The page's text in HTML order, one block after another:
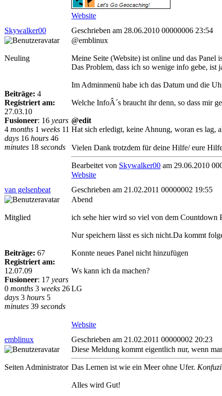
Website
Skywalker00
Geschrieben am 28.06.2010 00000006 23:54
Neuling
Beiträge: 4
Registriert am:
27.03.10
Fusioneer: 16 years
4 months 1 weeks 11
days 16 hours 46
minutes 18 seconds
@emblinux
Meine Seite (Website) ist online und das Panel
Das Problem, dass ich so wenige info gebe, ist
Im Adminmenü habe ich das Datum und die
Welche InfoÂ´s braucht ihr denn, so dass mir
@edit
Hat sich erledigt, keine Ahnung, woran es lag,
Vielen Dank trotzdem für deine Hilfe/ eure
Bearbeitet von Skywalker00 am 29.06.2010
Website
van gelsenbeat
Geschrieben am 21.02.2011 00000002 19:55
Mitglied
Beiträge: 67
Registriert am:
12.07.09
Fusioneer: 17 years
0 months 3 weeks 26
days 3 hours 5
minutes 39 seconds
Abend
ich sehe hier wird so viel von dem Countdown
Nur speichern lässt es sich nicht.Da kommt
Konnte neues Panel nicht hinzufügen
Ws kann ich da machen?
LG
Website
emblinux
Geschrieben am 21.02.2011 00000002 20:23
Seiten Administrator
Diese Meldung kommt eigentlich nur, wenn
Das Lernen ist wie ein Meer ohne Ufer.
Alles wird Gut!